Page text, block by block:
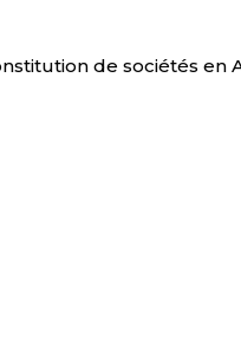
de sociétés en